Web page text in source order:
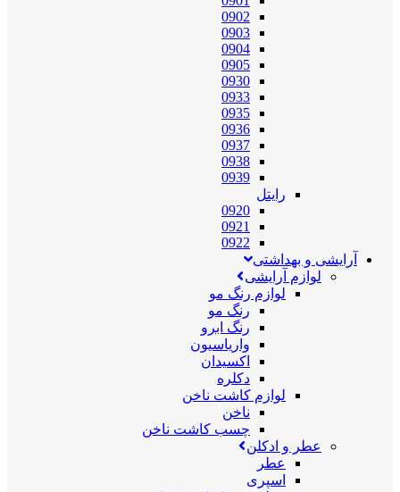
0902
0903
0904
0905
0930
0933
0935
0936
0937
0938
0939
رایتل
0920
0921
0922
آرایشی و بهداشتی
لوازم آرایشی
لوازم رنگ مو
رنگ مو
رنگ ابرو
واریاسیون
اکسیدان
دکلره
لوازم کاشت ناخن
ناخن
چسب کاشت ناخن
عطر و ادکلن
عطر
اسپری